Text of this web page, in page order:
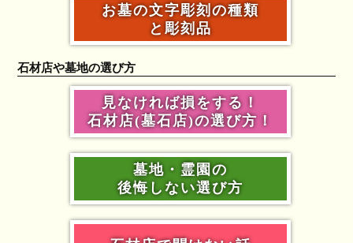
お墓の文字彫刻の種類
と彫刻品
石材店や墓地の選び方
見なければ損をする！
石材店(墓石店)の選び方！
墓地・霊園の
後悔しない選び方